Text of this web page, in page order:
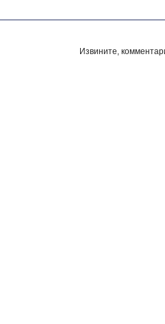
Извините,